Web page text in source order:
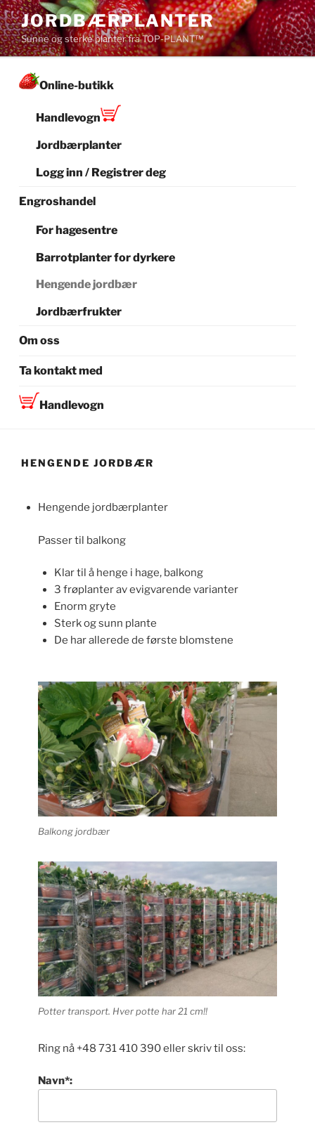
Gå
til
innhold
JORDBÆRPLANTER
Sunne og sterke planter fra TOP-PLANT™
Online-butikk
Handlevogn
Jordbærplanter
Logg inn / Registrer deg
Engroshandel
For hagesentre
Barrotplanter for dyrkere
Hengende jordbær
Jordbærfrukter
Om oss
Ta kontakt med
Handlevogn
HENGENDE JORDBÆR
Hengende jordbærplanter
Passer til balkong
Klar til å henge i hage, balkong
3 frøplanter av evigvarende varianter
Enorm gryte
Sterk og sunn plante
De har allerede de første blomstene
Balkong jordbær
Potter transport. Hver potte har 21 cm!!
Ring nå +48 731 410 390 eller skriv til oss:
Navn*: